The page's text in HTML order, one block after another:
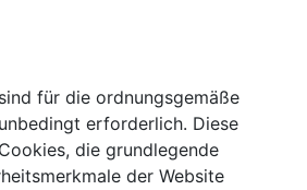
für die ordnungsgemäße
erforderlich. Diese
die grundlegende
der Website